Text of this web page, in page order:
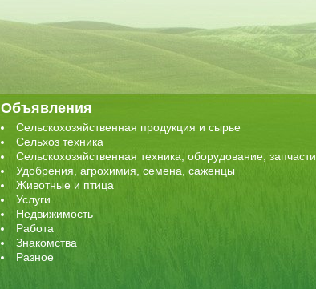
Объявления
Сельскохозяйственная продукция и сырье
Сельхоз техника
Сельскохозяйственная техника, оборудование, запчасти
Удобрения, агрохимия, семена, саженцы
Животные и птица
Услуги
Недвижимость
Работа
Знакомства
Разное